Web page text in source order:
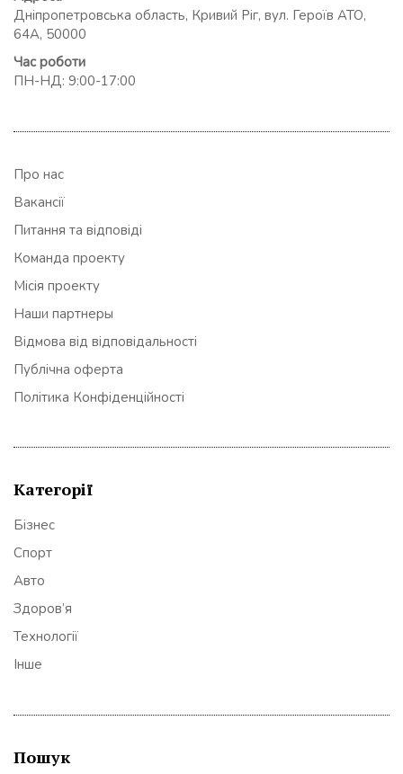
Дніпропетровська область, Кривий Ріг, вул. Героїв АТО,
64А, 50000
Час роботи
ПН-НД: 9:00-17:00
Про нас
Вакансії
Питання та відповіді
Команда проекту
Місія проекту
Наши партнеры
Відмова від відповідальності
Публічна оферта
Політика Конфіденційності
Категорії
Бізнес
Спорт
Авто
Здоров’я
Технології
Інше
Пошук